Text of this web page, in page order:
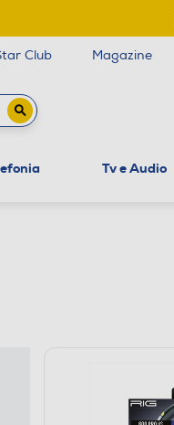
Club Magazine
Tv e Audio